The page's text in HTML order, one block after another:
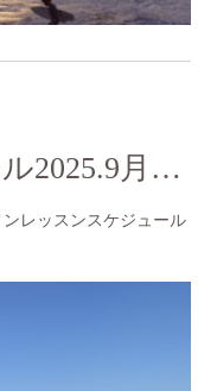
三浦 涼サーフスクール2025.9月のスケジュール
レッスンスケジュール